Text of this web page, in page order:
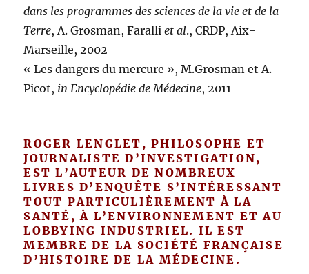
dans les programmes des sciences de la vie et de la
Terre, A. Grosman, Faralliet al., CRDP, Aix-
Marseille, 2002
« Les dangers du mercure », M.Grosman et A.
Picot, in Encyclopédie de Médecine, 2011
ROGER LENGLET, PHILOSOPHE ET
JOURNALISTE D’INVESTIGATION,
EST L’AUTEUR DE NOMBREUX
LIVRES D’ENQUÊTE S’INTÉRESSANT
TOUT PARTICULIÈREMENT À LA
SANTÉ, À L’ENVIRONNEMENT ET AU
LOBBYING INDUSTRIEL. IL EST
MEMBRE DE LA SOCIÉTÉ FRANÇAISE
D’HISTOIRE DE LA MÉDECINE.